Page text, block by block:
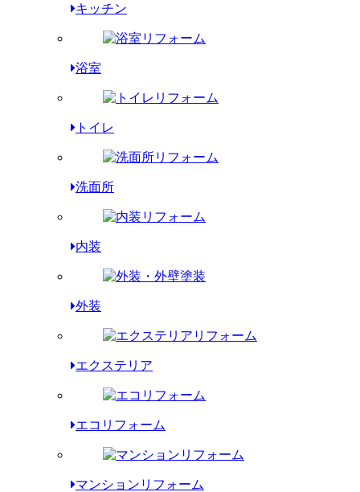
キッチン
浴室
トイレ
洗面所
内装
外装
エクステリア
エコリフォーム
マンションリフォーム